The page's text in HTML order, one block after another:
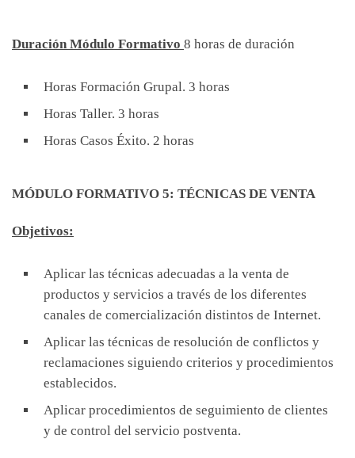
Duración Módulo Formativo 8 horas de duración
Horas Formación Grupal. 3 horas
Horas Taller. 3 horas
Horas Casos Éxito. 2 horas
MÓDULO FORMATIVO 5: TÉCNICAS DE VENTA
Objetivos:
Aplicar las técnicas adecuadas a la venta de
productos y servicios a través de los diferentes
canales de comercialización distintos de Internet.
Aplicar las técnicas de resolución de conflictos y
reclamaciones siguiendo criterios y procedimientos
establecidos.
Aplicar procedimientos de seguimiento de clientes
y de control del servicio postventa.